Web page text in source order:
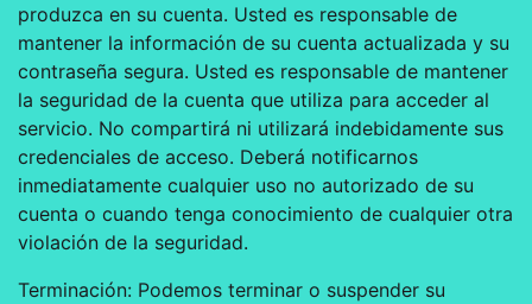
produzca en su cuenta. Usted es responsable de
mantener la información de su cuenta actualizada y su
contraseña segura. Usted es responsable de mantener
la seguridad de la cuenta que utiliza para acceder al
servicio. No compartirá ni utilizará indebidamente sus
credenciales de acceso. Deberá notificarnos
inmediatamente cualquier uso no autorizado de su
cuenta o cuando tenga conocimiento de cualquier otra
violación de la seguridad.
Terminación: Podemos terminar o suspender su